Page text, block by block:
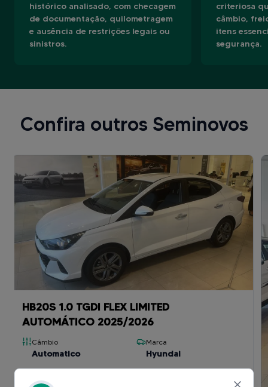
histórico analisado, com checagem
de documentação, quilometragem
e ausência de restrições legais ou
sinistros.
criteriosa
câmbio,
itens
segurança.
Confira outros Seminovos
HB20S 1.0 TGDI FLEX LIMITED
AUTOMÁTICO 2025/2026
Câmbio
Automatico
Marca
Hyundai